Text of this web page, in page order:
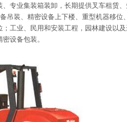
专业集装箱装卸，长期提供叉车租赁、
吊装、精密设备上下楼、重型机器移
工业、民用和安装工程，园林建设以
设备包装。